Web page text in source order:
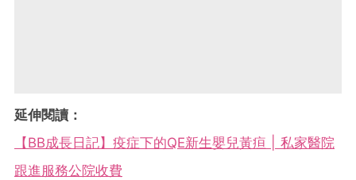
延伸閱讀：
【BB成長日記】疫症下的QE新生嬰兒黃疸 | 私家醫院
跟進服務公院收費